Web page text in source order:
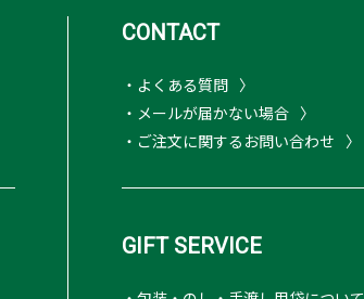
CONTACT
・よくある質問
・メールが届かない場合
・ご注文に関するお問い合わせ
GIFT SERVICE